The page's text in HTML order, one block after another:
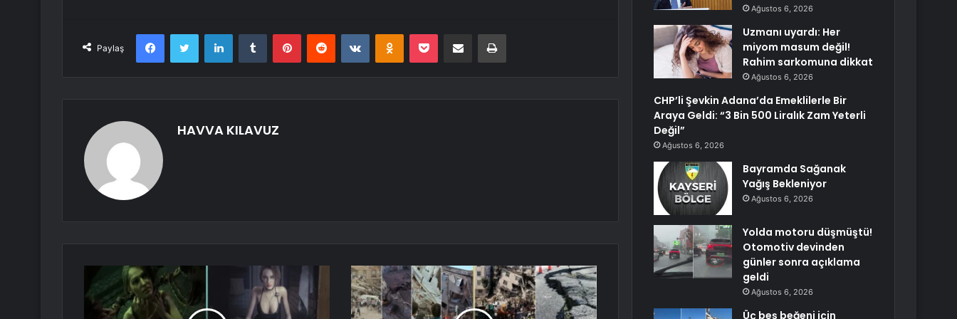
Paylaş
FacebookTwitter LinkedInTumblr PinterestReddit VKontakteOdnoklassniki
Pocket E-Posta ile paylaş Yazdır
HAVVA KILAVUZ
Ağustos 6, 2026
Uzmanı uyardı: Her
miyom masum değil!
Rahim sarkomuna dikkat
Ağustos 6, 2026
CHP’li Şevkin Adana’da Emeklilerle Bir
Araya Geldi: “3 Bin 500 Liralık Zam Yeterli
Değil”
Ağustos 6, 2026
Bayramda Sağanak
Yağış Bekleniyor
Ağustos 6, 2026
Yolda motoru düşmüştü!
Otomotiv devinden
günler sonra açıklama
geldi
Ağustos 6, 2026
Üç beş beğeni için